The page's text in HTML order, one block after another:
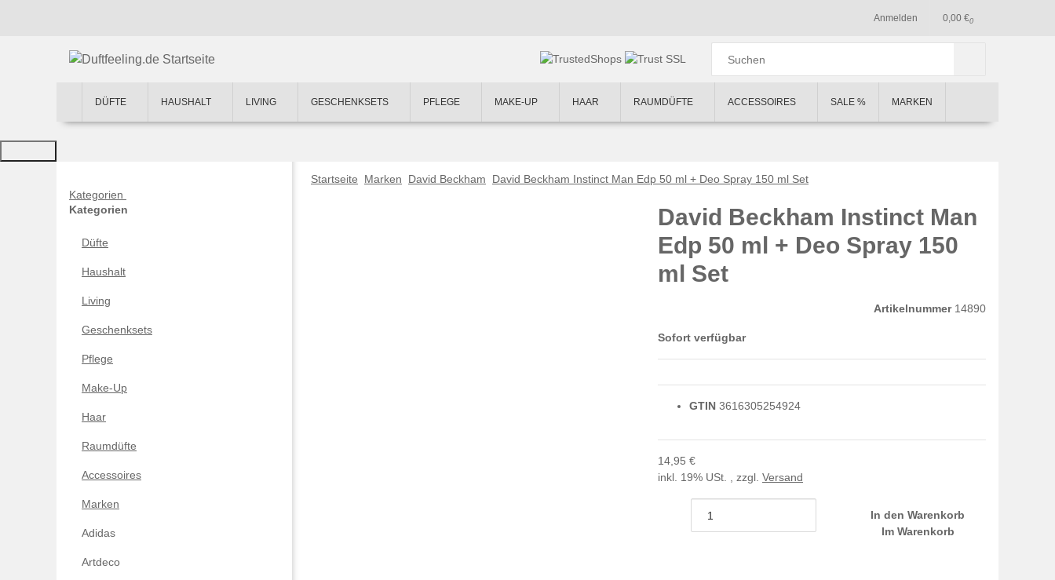
Anmelden 0
0,00 €
DÜFTE HAUSHALT LIVING GESCHENKSETS PFLEGE MAKE-UP HAAR RAUMDÜFTE ACCESSOIRES SALE % MARKEN
Startseite Marken David Beckham David Beckham Instinct Man Edp 50 ml + Deo Spray 150 ml Set
David Beckham Instinct Man
Edp 50 ml + Deo Spray 150
ml Set
Artikelnummer 14890
GTIN 3616305254924
14,95 €
inkl. 19% USt. , zzgl. Versand
In den Warenkorb
Im Warenkorb
Sofort verfügbar
Kategorien
Kategorien
Düfte
Haushalt
Living
Geschenksets
Pflege
Make-Up
Haar
Raumdüfte
Accessoires
Marken
Adidas
Artdeco